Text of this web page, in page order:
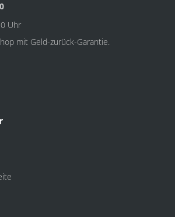
Uhr
mit Geld-zurück-Garantie.